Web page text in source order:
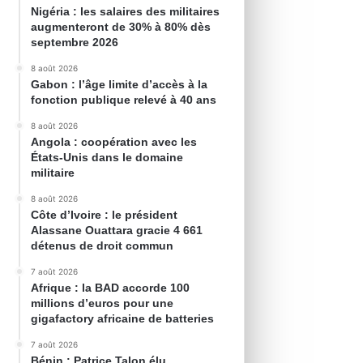
Nigéria : les salaires des militaires
augmenteront de 30% à 80% dès
septembre 2026
8 août 2026
Gabon : l’âge limite d’accès à la
fonction publique relevé à 40 ans
8 août 2026
Angola : coopération avec les
États-Unis dans le domaine
militaire
8 août 2026
Côte d’Ivoire : le président
Alassane Ouattara gracie 4 661
détenus de droit commun
7 août 2026
Afrique : la BAD accorde 100
millions d’euros pour une
gigafactory africaine de batteries
7 août 2026